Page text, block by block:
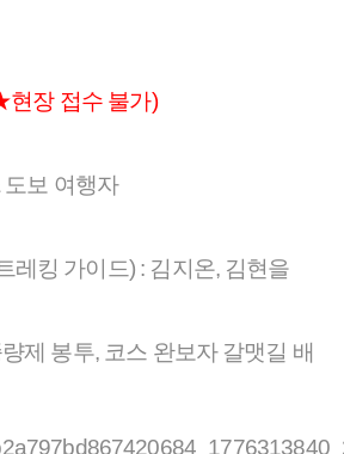
장 접수 불가)
도보 여행자
레킹 가이드) : 김지온, 김현을
제 봉투, 코스 완보자 갈맷길 배